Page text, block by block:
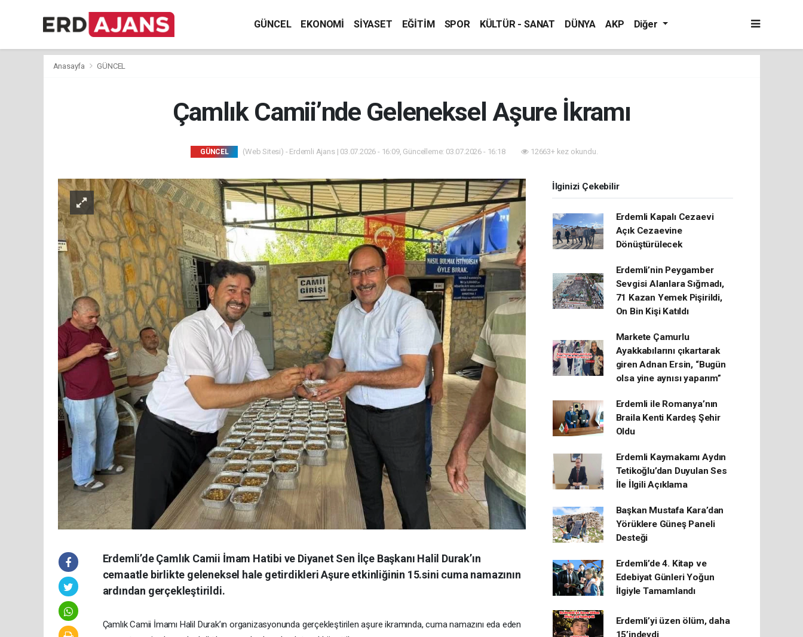
GÜNCEL EKONOMİ SİYASET EĞİTİM SPOR KÜLTÜR - SANAT DÜNYA AKP Diğer
Anasayfa GÜNCEL
Çamlık Camii’nde Geleneksel Aşure İkramı
GÜNCEL (Web Sitesi) - Erdemli Ajans | 03.07.2026 - 16:09, Güncelleme: 03.07.2026 - 16:18 12663+ kez okundu.
Erdemli’de Çamlık Camii İmam Hatibi ve Diyanet Sen İlçe Başkanı Halil Durak’ın
cemaatle birlikte geleneksel hale getirdikleri Aşure etkinliğinin 15.sini cuma namazının
ardından gerçekleştirildi.
Çamlık Camii İmamı Halil Durak’ın organizasyonunda gerçekleştirilen aşure ikramında, cuma namazını eda eden
İlginizi Çekebilir
Erdemli Kapalı Cezaevi
Açık Cezaevine
Dönüştürülecek
Erdemli’nin Peygamber
Sevgisi Alanlara Sığmadı,
71 Kazan Yemek Pişirildi,
On Bin Kişi Katıldı
Markete Çamurlu
Ayakkabılarını çıkartarak
giren Adnan Ersin, “Bugün
olsa yine aynısı yaparım”
Erdemli ile Romanya’nın
Braila Kenti Kardeş Şehir
Oldu
Erdemli Kaymakamı Aydın
Tetikoğlu’dan Duyulan Ses
İle İlgili Açıklama
Başkan Mustafa Kara’dan
Yörüklere Güneş Paneli
Desteği
Erdemli’de 4. Kitap ve
Edebiyat Günleri Yoğun
İlgiyle Tamamlandı
Erdemli’yi üzen ölüm, daha
15’indeydi